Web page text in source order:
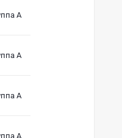
A
A
A
A